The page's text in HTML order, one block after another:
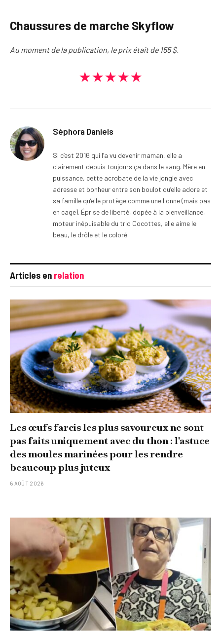
Chaussures de marche Skyflow
Au moment de la publication, le prix était de 155 $.
★★★★★
Séphora Daniels
Si c’est 2016 qui l’a vu devenir maman, elle a
clairement depuis toujours ça dans le sang. Mère en
puissance, cette acrobate de la vie jongle avec
adresse et bonheur entre son boulot qu’elle adore et
sa famille qu’elle protège comme une lionne (mais pas
en cage). Éprise de liberté, dopée à la bienveillance,
moteur inépuisable du trio Cocottes, elle aime le
beau, le drôle et le coloré.
Articles en relation
Les œufs farcis les plus savoureux ne sont
pas faits uniquement avec du thon : l'astuce
des moules marinées pour les rendre
beaucoup plus juteux
6 AOÛT 2026